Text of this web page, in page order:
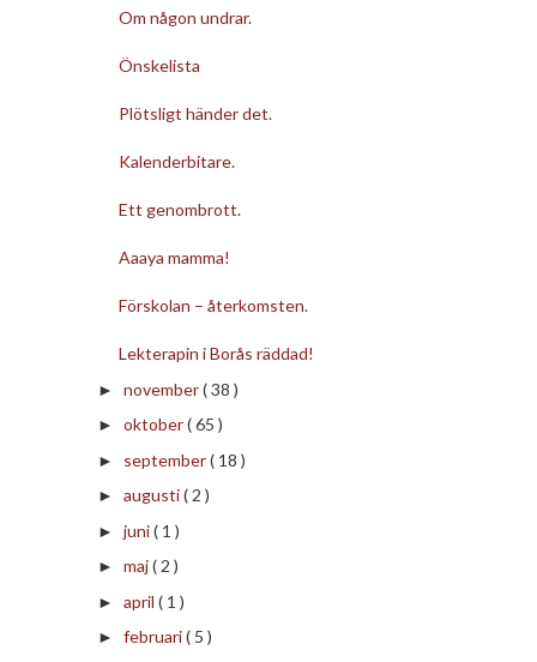
Om någon undrar.
Önskelista
Plötsligt händer det.
Kalenderbitare.
Ett genombrott.
Aaaya mamma!
Förskolan – återkomsten.
Lekterapin i Borås räddad!
► november( 38 )
► oktober( 65 )
► september( 18 )
► augusti( 2 )
► juni( 1 )
► maj( 2 )
► april ( 1 )
► februari( 5 )